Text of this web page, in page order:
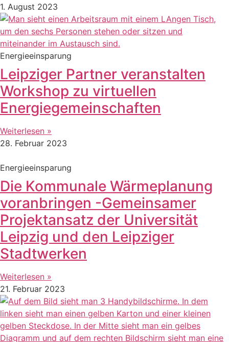
1. August 2023
Energieeinsparung
Leipziger Partner veranstalten
Workshop zu virtuellen
Energiegemeinschaften
Weiterlesen »
28. Februar 2023
Energieeinsparung
Die Kommunale Wärmeplanung
voranbringen -Gemeinsamer
Projektansatz der Universität
Leipzig und den Leipziger
Stadtwerken
Weiterlesen »
21. Februar 2023